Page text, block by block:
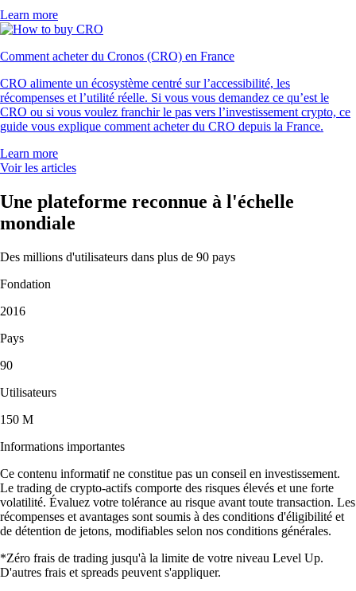
Learn more
Comment acheter du Cronos (CRO) en France
CRO alimente un écosystème centré sur l’accessibilité, les
récompenses et l’utilité réelle. Si vous vous demandez ce qu’est le
CRO ou si vous voulez franchir le pas vers l’investissement crypto, ce
guide vous explique comment acheter du CRO depuis la France.
Learn more
Voir les articles
Une plateforme reconnue à l'échelle
mondiale
Des millions d'utilisateurs dans plus de 90 pays
Fondation
2016
Pays
90
Utilisateurs
150 M
Informations importantes
Ce contenu informatif ne constitue pas un conseil en investissement.
Le trading de crypto-actifs comporte des risques élevés et une forte
volatilité. Évaluez votre tolérance au risque avant toute transaction. Les
récompenses et avantages sont soumis à des conditions d'éligibilité et
de détention de jetons, modifiables selon nos conditions générales.
*Zéro frais de trading jusqu'à la limite de votre niveau Level Up.
D'autres frais et spreads peuvent s'appliquer.